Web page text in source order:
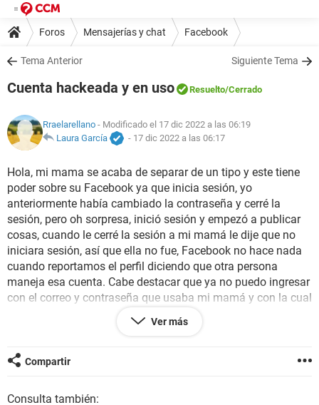
Foros Mensajerías y chat Facebook
Tema Anterior Siguiente Tema
Cuenta hackeada y en uso Resuelto/Cerrado
Rraelarellano - Modificado el 17 dic 2022 a las 06:19
Laura García
- 17 dic 2022 a las 06:17
Hola, mi mama se acaba de separar de un tipo y este tiene
poder sobre su Facebook ya que inicia sesión, yo
anteriormente había cambiado la contraseña y cerré la
sesión, pero oh sorpresa, inició sesión y empezó a publicar
cosas, cuando le cerré la sesión a mi mamá le dije que no
iniciara sesión, así que ella no fue, Facebook no hace nada
cuando reportamos el perfil diciendo que otra persona
maneja esa cuenta. Cabe destacar que ya no puedo ingresar
con el correo y contraseña que usaba mi mamá y con la cual
Solo queremos tener acceso para darla de baja, alguien que
gracias.
Ver más
Compartir
Consulta también: